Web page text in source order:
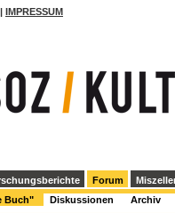
IMPRESSUM
Forum
Buch" Diskussionen Archiv